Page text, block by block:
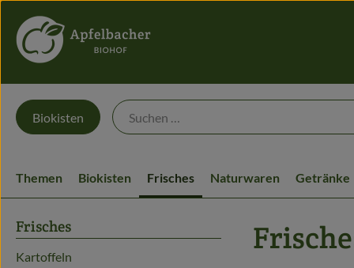
Biokisten
Themen Biokisten Frisches Naturwaren Getränke
Frisches
Kartoffeln